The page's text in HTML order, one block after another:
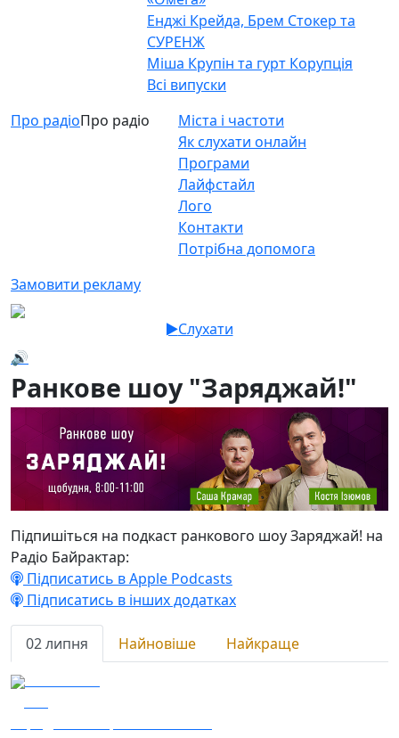
Енджі Крейда, Брем Стокер та
СУРЕНЖ
Міша Крупін та гурт Корупція
Всі випуски
Про радіоПро радіо
Міста і частоти
Як слухати онлайн
Програми
Лайфстайл
Лого
Контакти
Потрібна допомога
Замовити рекламу
Слухати
🔊
Ранкове шоу "Заряджай!"
Підпишіться на подкаст ранкового шоу Заряджай! на
Радіо Байрактар:
Підписатись в Apple Podcasts
Підписатись в інших додатках
02 липня Найновіше
Найкраще